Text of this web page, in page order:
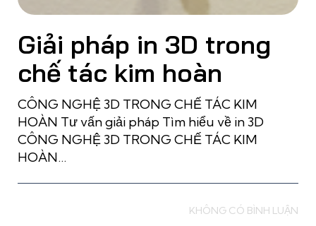
Giải pháp in 3D trong
chế tác kim hoàn
CÔNG NGHỆ 3D TRONG CHẾ TÁC KIM
HOÀN Tư vấn giải pháp Tìm hiểu về in 3D
CÔNG NGHỆ 3D TRONG CHẾ TÁC KIM
HOÀN…
KHÔNG CÓ BÌNH LUẬN